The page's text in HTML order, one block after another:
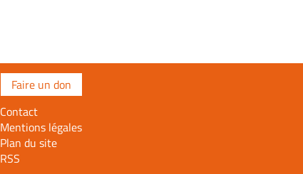
Faire un don
Contact
Mentions légales
Plan du site
RSS